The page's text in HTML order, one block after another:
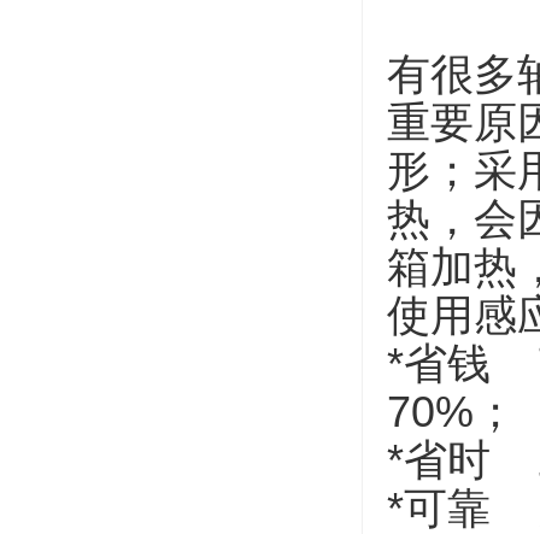
有很多
重要原
形；采
热，会
箱加热
使用感
*省钱
70%；
*省时
*可靠